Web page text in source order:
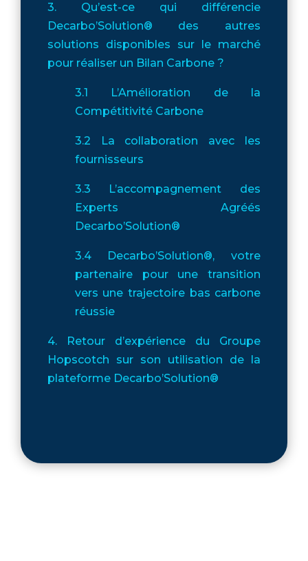
3. Qu’est-ce qui différencie
Decarbo’Solution® des autres
solutions disponibles sur le marché
pour réaliser un Bilan Carbone ?
3.1 L’Amélioration de la
Compétitivité Carbone
3.2 La collaboration avec les
fournisseurs
3.3 L’accompagnement des
Experts Agréés
Decarbo’Solution®
3.4 Decarbo’Solution®, votre
partenaire pour une transition
vers une trajectoire bas carbone
réussie
4. Retour d’expérience du Groupe
Hopscotch sur son utilisation de la
plateforme Decarbo’Solution®